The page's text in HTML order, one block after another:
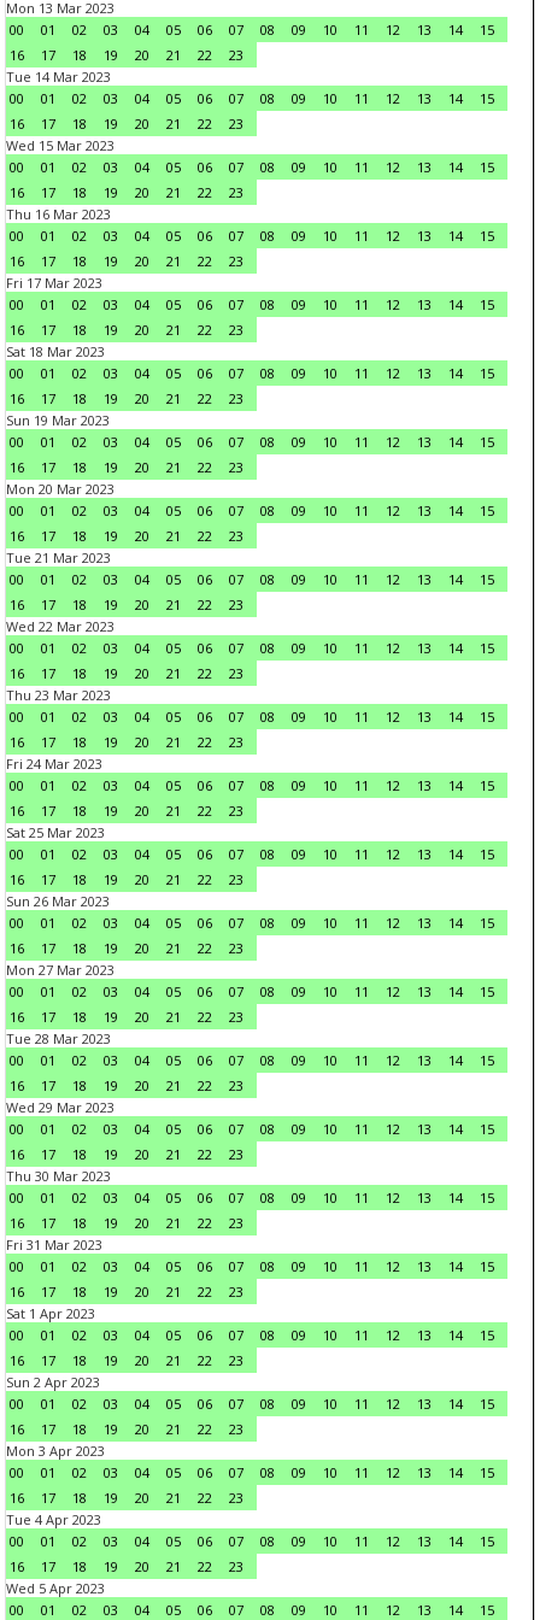
Mon 13 Mar 2023
00
01 02 03 04 05 06 07 08 09 10 11 12 13 14
15
16
17 18 19 20 21 22
23
Tue 14 Mar 2023
00
01 02 03 04 05 06 07 08 09 10 11 12 13 14
15
16
17 18 19 20 21 22
23
Wed 15 Mar 2023
00
01 02 03 04 05 06 07 08 09 10 11 12 13 14
15
16
17 18 19 20 21 22
23
Thu 16 Mar 2023
00
01 02 03 04 05 06 07 08 09 10 11 12 13 14
15
16
17 18 19 20 21 22
23
Fri 17 Mar 2023
00
01 02 03 04 05 06 07 08 09 10 11 12 13 14
15
16
17 18 19 20 21 22
23
Sat 18 Mar 2023
00
01 02 03 04 05 06 07 08 09 10 11 12 13 14
15
16
17 18 19 20 21 22
23
Sun 19 Mar 2023
00
01 02 03 04 05 06 07 08 09 10 11 12 13 14
15
16
17 18 19 20 21 22
23
Mon 20 Mar 2023
00
01 02 03 04 05 06 07 08 09 10 11 12 13 14
15
16
17 18 19 20 21 22
23
Tue 21 Mar 2023
00
01 02 03 04 05 06 07 08 09 10 11 12 13 14
15
16
17 18 19 20 21 22
23
Wed 22 Mar 2023
00
01 02 03 04 05 06 07 08 09 10 11 12 13 14
15
16
17 18 19 20 21 22
23
Thu 23 Mar 2023
00
01 02 03 04 05 06 07 08 09 10 11 12 13 14
15
16
17 18 19 20 21 22
23
Fri 24 Mar 2023
00
01 02 03 04 05 06 07 08 09 10 11 12 13 14
15
16
17 18 19 20 21 22
23
Sat 25 Mar 2023
00
01 02 03 04 05 06 07 08 09 10 11 12 13 14
15
16
17 18 19 20 21 22
23
Sun 26 Mar 2023
00
01 02 03 04 05 06 07 08 09 10 11 12 13 14
15
16
17 18 19 20 21 22
23
Mon 27 Mar 2023
00
01 02 03 04 05 06 07 08 09 10 11 12 13 14
15
16
17 18 19 20 21 22
23
Tue 28 Mar 2023
00
01 02 03 04 05 06 07 08 09 10 11 12 13 14
15
16
17 18 19 20 21 22
23
Wed 29 Mar 2023
00
01 02 03 04 05 06 07 08 09 10 11 12 13 14
15
16
17 18 19 20 21 22
23
Thu 30 Mar 2023
00
01 02 03 04 05 06 07 08 09 10 11 12 13 14
15
16
17 18 19 20 21 22
23
Fri 31 Mar 2023
00
01 02 03 04 05 06 07 08 09 10 11 12 13 14
15
16
17 18 19 20 21 22
23
Sat 1 Apr 2023
00
01 02 03 04 05 06 07 08 09 10 11 12 13 14
15
16
17 18 19 20 21 22
23
Sun 2 Apr 2023
00
01 02 03 04 05 06 07 08 09 10 11 12 13 14
15
16
17 18 19 20 21 22
23
Mon 3 Apr 2023
00
01 02 03 04 05 06 07 08 09 10 11 12 13 14
15
16
17 18 19 20 21 22
23
Tue 4 Apr 2023
00
01 02 03 04 05 06 07 08 09 10 11 12 13 14
15
16
17 18 19 20 21 22
23
Wed 5 Apr 2023
00
01 02 03 04 05 06 07 08 09 10 11 12 13 14
15